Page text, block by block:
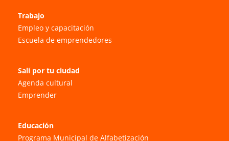
Trabajo
Empleo y capacitación
Escuela de emprendedores
Salí por tu ciudad
Agenda cultural
Emprender
Educación
Programa Municipal de Alfabetización